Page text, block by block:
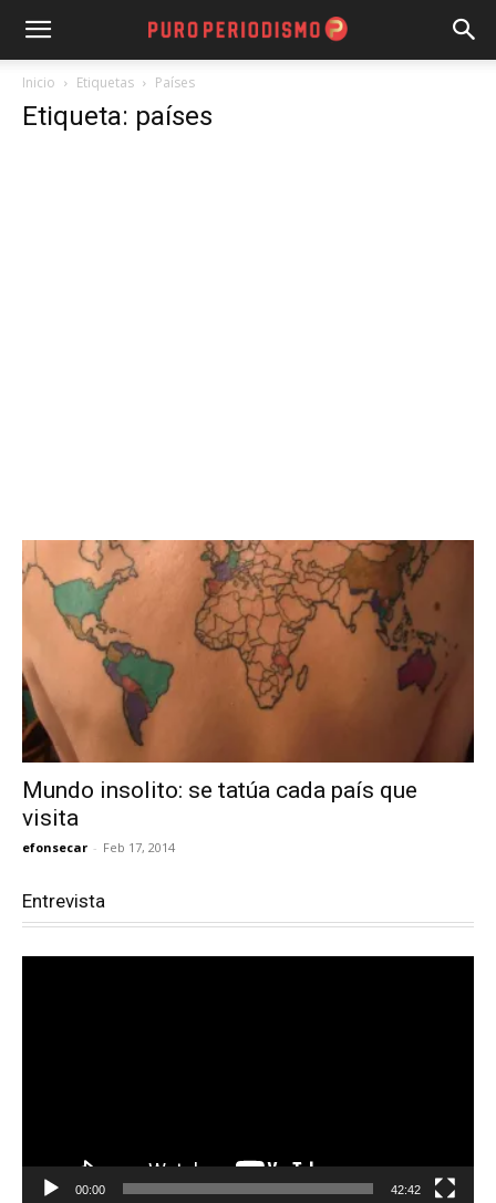
Inicio Etiquetas Países
Etiqueta: países
Mundo insolito: se tatúa cada país que
visita
efonsecar - Feb 17, 2014
Entrevista
00:00 42:42